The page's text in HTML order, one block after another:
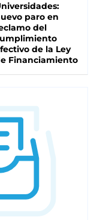
paro en
del
de la Ley
Financiamiento